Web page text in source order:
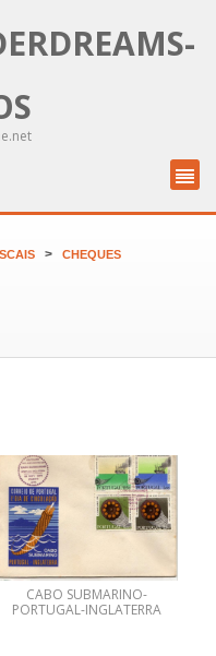
> CHEQUES
CABO SUBMARINO-
PORTUGAL-INGLATERRA